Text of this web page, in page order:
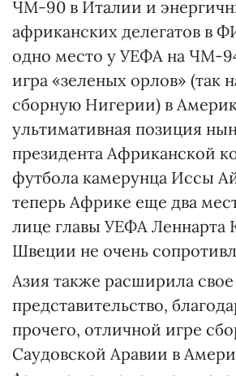
ЧМ-90 в Италии и
африканских делегатов в
одно место у УЕФА на ЧМ-
игра «зеленых орлов» (так
сборную Нигерии) в
ультимативная позиция
президента Африканской
футбола камерунца Иссы
теперь Африке еще два
лице главы УЕФА Леннарта
Швеции не очень
Азия также расширила свое
представительство,
прочего, отличной игре
Саудовской Аравии в